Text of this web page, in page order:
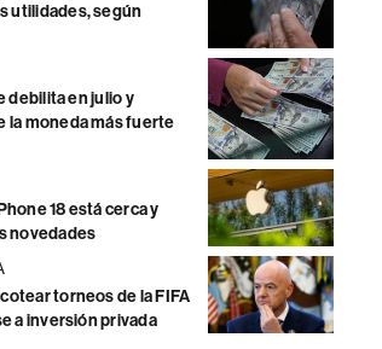
utilidades, según
debilita en julio y
la moneda más fuerte
18 está cerca y
novedades
torneos de la FIFA
a inversión privada